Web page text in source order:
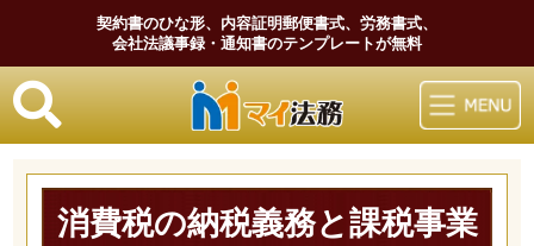
契約書のひな形、内容証明郵便書式、労務書式、
会社法議事録・通知書のテンプレートが無料
マイ法務
消費税の納税義務と課税事業